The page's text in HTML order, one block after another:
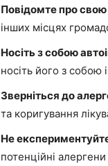
Повідомте про свою
інших місцях
Носіть з собою
носіть його з собою
Зверніться до
та коригування
Не
потенційні алергени